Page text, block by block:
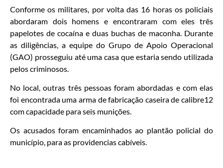
Conforme os militares, por volta das 16 horas os policiais
abordaram dois homens e encontraram com eles três
papelotes de cocaína e duas buchas de maconha. Durante
as diligências, a equipe do Grupo de Apoio Operacional
(GAO) prosseguiu até uma casa que estaria sendo utilizada
pelos criminosos.
No local, outras três pessoas foram abordadas e com elas
foi encontrada uma arma de fabricação caseira de calibre12
com capacidade para seis munições.
Os acusados foram encaminhados ao plantão policial do
município, para as providencias cabíveis.